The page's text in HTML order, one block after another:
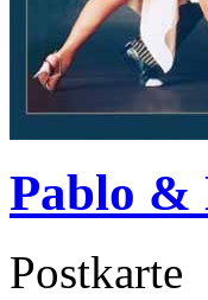
Pablo &
Postkarte